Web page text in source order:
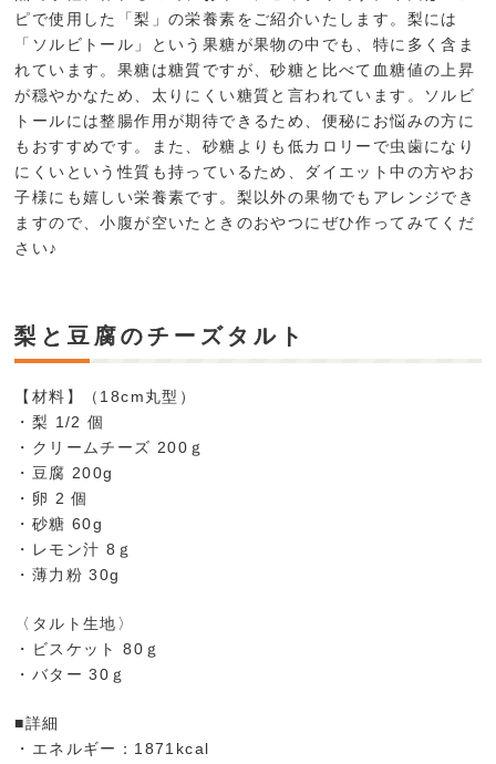
ピで使用した「梨」の栄養素をご紹介いたします。梨には
「ソルビトール」という果糖が果物の中でも、特に多く含ま
れています。果糖は糖質ですが、砂糖と比べて血糖値の上昇
が穏やかなため、太りにくい糖質と言われています。ソルビ
トールには整腸作用が期待できるため、便秘にお悩みの方に
もおすすめです。また、砂糖よりも低カロリーで虫歯になり
にくいという性質も持っているため、ダイエット中の方やお
子様にも嬉しい栄養素です。梨以外の果物でもアレンジでき
ますので、小腹が空いたときのおやつにぜひ作ってみてくだ
さい♪
梨と豆腐のチーズタルト
【材料】（18cm丸型）
・梨 1/2 個
・クリームチーズ 200ｇ
・豆腐 200g
・卵 2 個
・砂糖 60g
・レモン汁 8ｇ
・薄力粉 30g
〈タルト生地〉
・ビスケット 80ｇ
・バター 30ｇ
■詳細
・エネルギー：1871kcal